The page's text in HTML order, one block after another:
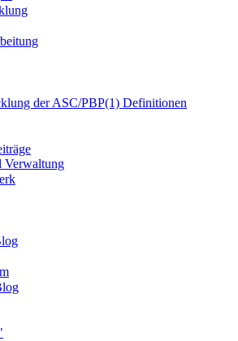
der ASC/PBP(1) Definitionen
Verwaltung